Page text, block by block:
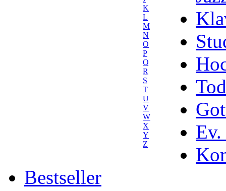
K
L
M
N
O
P
Q
R
S
T
U
V
W
X
Y
Z
Ev.
Bestseller